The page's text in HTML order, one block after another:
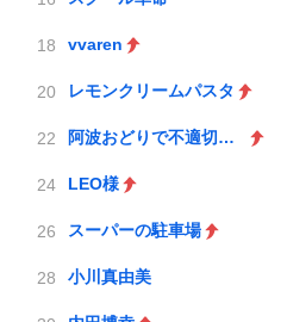
vvaren
レモンクリームパスタ
阿波おどりで不適切な動画
LEO様
スーパーの駐車場
小川真由美